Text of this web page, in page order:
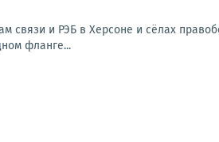
связи и РЭБ в Херсоне и сёлах
фланге...